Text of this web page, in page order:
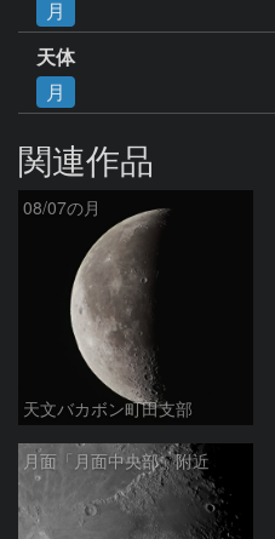
月
天体
月
関連作品
08/07の月
天文バカボン町田支部
月面「月面中央部」附近